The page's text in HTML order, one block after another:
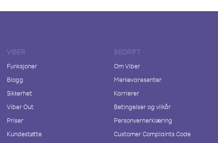
VIBER
Funksjoner
Blogg
Sikkerhet
Viber Out
Priser
Kundestøtte
BEDRIFT
Om Viber
Merkevaresenter
Karrierer
Betingelser og vilkår
Personvernerklæring
Customer Complaints Code